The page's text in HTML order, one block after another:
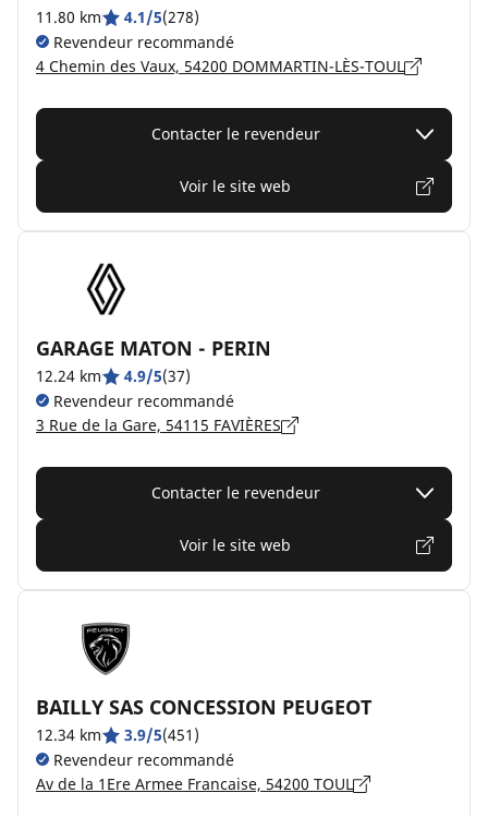
11.80 km 4.1/5(278)
Revendeur recommandé
4 Chemin des Vaux, 54200 DOMMARTIN-LÈS-TOUL
Contacter le revendeur
Voir le site web
GARAGE MATON - PERIN
12.24 km 4.9/5(37)
Revendeur recommandé
3 Rue de la Gare, 54115 FAVIÈRES
Contacter le revendeur
Voir le site web
BAILLY SAS CONCESSION PEUGEOT
12.34 km 3.9/5(451)
Revendeur recommandé
Av de la 1Ere Armee Francaise, 54200 TOUL